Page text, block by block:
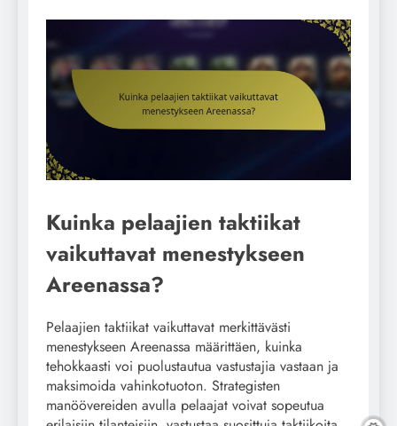
Kuinka pelaajien taktiikat
vaikuttavat menestykseen
Areenassa?
Pelaajien taktiikat vaikuttavat merkittävästi
menestykseen Areenassa määrittäen, kuinka
tehokkaasti voi puolustautua vastustajia vastaan ja
maksimoida vahinkotuoton. Strategisten
manöövereiden avulla pelaajat voivat sopeutua